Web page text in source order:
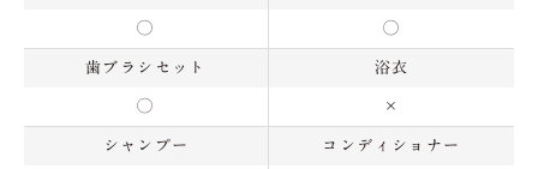
◯ ◯
歯ブラシセット
◯
浴衣
×
シャンプー コンディショナー